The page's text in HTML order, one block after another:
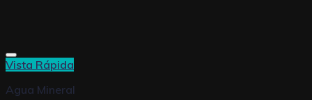
Vista Rápida
Agua Mineral